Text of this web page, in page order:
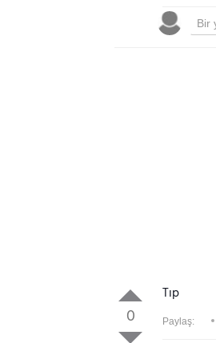
0
Tıp
Paylaş: